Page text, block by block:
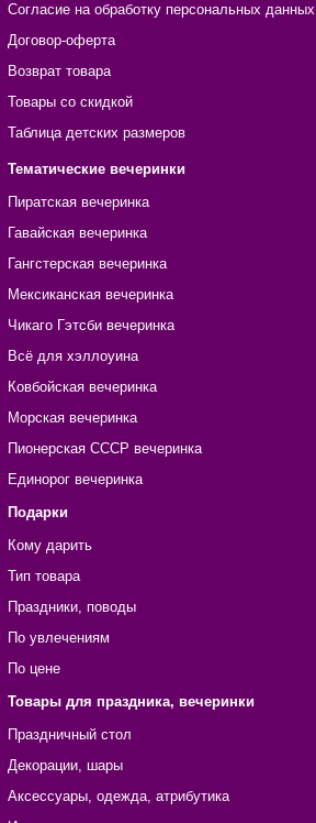
Согласие на обработку персональных данных
Договор-оферта
Возврат товара
Товары со скидкой
Таблица детских размеров
Тематические вечеринки
Пиратская вечеринка
Гавайская вечеринка
Гангстерская вечеринка
Мексиканская вечеринка
Чикаго Гэтсби вечеринка
Всё для хэллоуина
Ковбойская вечеринка
Морская вечеринка
Пионерская СССР вечеринка
Единорог вечеринка
Подарки
Кому дарить
Тип товара
Праздники, поводы
По увлечениям
По цене
Товары для праздника, вечеринки
Праздничный стол
Декорации, шары
Аксессуары, одежда, атрибутика